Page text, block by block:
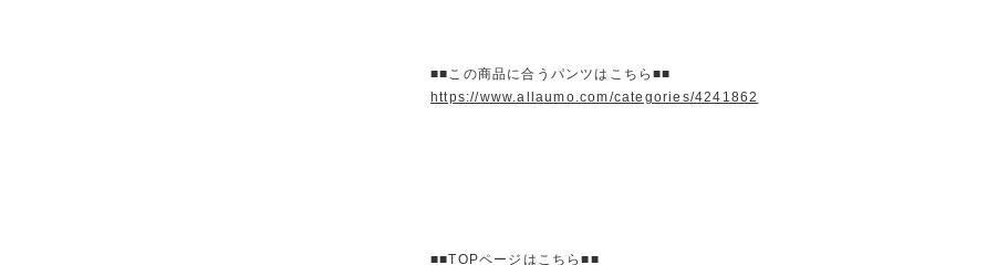
■■この商品に合うパンツはこちら■■
https://www.allaumo.com/categories/4241862
■■TOPページはこちら■■